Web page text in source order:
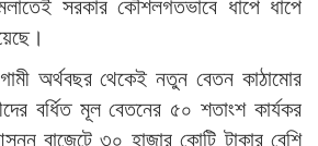
অর্থবছর থেকেই নতুন বেতন কাঠামোর
বর্ধিত মূল বেতনের ৫০ শতাংশ কার্যকর
বাজেটে ৩০ হাজার কোটি টাকার বেশি